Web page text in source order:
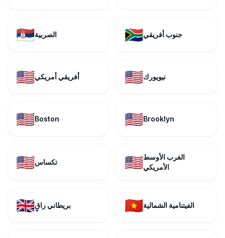
🇷🇸الصربية 🇿🇦جنوب أفريقي
🇺🇸أفريقي أمريكي 🇺🇸نيويورك
🇺🇸Boston 🇺🇸Brooklyn
🇺🇸تكساس 🇺🇸الغرب الأوسط
الأمريكي
🇬🇧بريطاني راقٍ 🇻🇳الفيتنامية الشمالية